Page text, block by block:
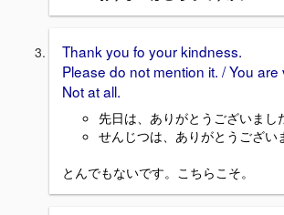
Thank you fo your kindness.
Please do not mention it. / You
Not at all.
先日は、ありがとうございまし
せんじつは、ありがとうござい
とんでもないです。こちらこそ。